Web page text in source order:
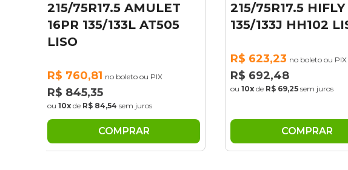
215/75R17.5 HIFLY 16PR
135/133J HH102 LISO
R$ 692,48
ou 10xdeR$ 69,25
COMPRAR
215/75R17.5
16PR 135/133L
R$ 799,55
R$ 888,39
COMPRAR